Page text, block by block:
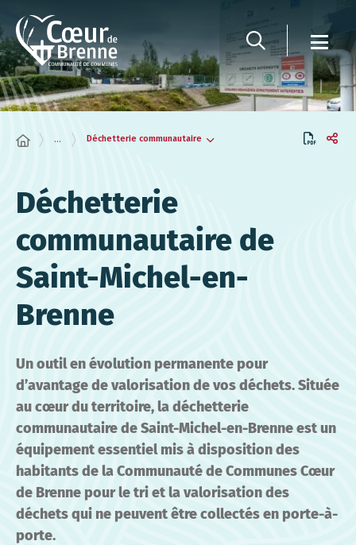
... Déchetterie communautaire
Déchetterie
communautaire de
Saint-Michel-en-
Brenne
Un outil en évolution permanente pour
d’avantage de valorisation de vos déchets. Située
au cœur du territoire, la déchetterie
communautaire de Saint-Michel-en-Brenne est un
équipement essentiel mis à disposition des
habitants de la Communauté de Communes Cœur
de Brenne pour le tri et la valorisation des
déchets qui ne peuvent être collectés en porte-à-
porte.